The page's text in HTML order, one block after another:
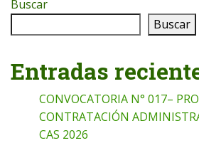
Buscar
Buscar
Entradas
CONVOCATORIA N° 017–
CONTRATACIÓN
CAS 2026